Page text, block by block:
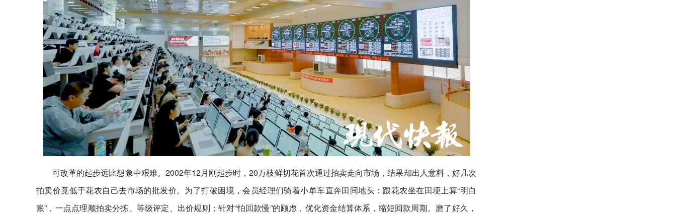
可改革的起步远比想象中艰难。2002年12月刚起步时，20万枝鲜切花首次通过拍卖走向市场，结果却出人意料，好几次
拍卖价竟低于花农自己去市场的批发价。为了打破困境，会员经理们骑着小单车直奔田间地头：跟花农坐在田埂上算“明白
账”，一点点理顺拍卖分拣、等级评定、出价规则；针对“怕回款慢”的顾虑，优化资金结算体系，缩短回款周期。磨了好久，